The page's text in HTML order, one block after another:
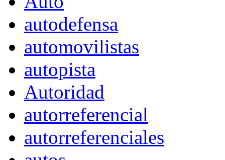
autodefensa
automovilistas
autopista
Autoridad
autorreferencial
autorreferenciales